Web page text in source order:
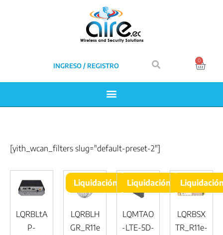
INGRESO / REGISTRO
0
[yith_wcan_filters slug="default-preset-2"]
LQRBLtA
P-
LQRBLH
GR_R11e
Liquidación
LQMTAO
-LTE-5D-
Liquidación
LQRBSX
TR_R11e-